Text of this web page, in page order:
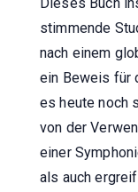
stimmende
nach einem
ein Beweis für
es heute noch
von der
einer
als auch